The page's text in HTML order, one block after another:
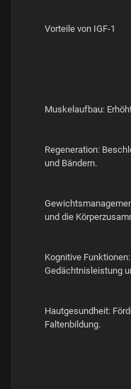
Vorteile von IGF-1
Muskelaufbau:
Regeneration:
und Bändern.
und die
Kognitive
Gedächtnisleistung
Hautgesundheit:
Faltenbildung.